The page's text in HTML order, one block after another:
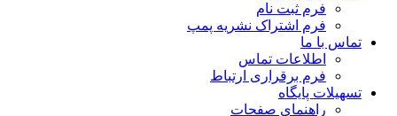
فرم ثبت نام
فرم اشتراک نشریه پمپ
تماس با ما
اطلاعات تماس
فرم برقراری ارتباط
تسهیلات پایگاه
راهنمای صفحات